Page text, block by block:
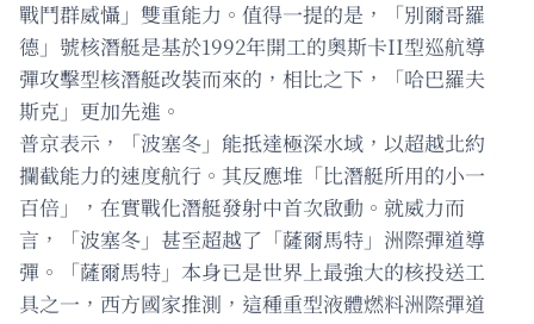
戰鬥群威懾」雙重能力。值得一提的是，「別爾哥羅
德」號核潛艇是基於1992年開工的奧斯卡II型巡航導
彈攻擊型核潛艇改裝而來的，相比之下，「哈巴羅夫
斯克」更加先進。
普京表示，「波塞冬」能抵達極深水域，以超越北約
攔截能力的速度航行。其反應堆「比潛艇所用的小一
百倍」，在實戰化潛艇發射中首次啟動。就威力而
言，「波塞冬」甚至超越了「薩爾馬特」洲際彈道導
彈。「薩爾馬特」本身已是世界上最強大的核投送工
具之一，西方國家推測，這種重型液體燃料洲際彈道